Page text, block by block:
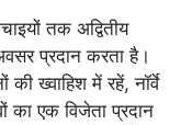
तक अद्वितीय
प्रदान करता है।
ख्वाहिश में रहें, नॉर्वे
का एक विजेता प्रदान